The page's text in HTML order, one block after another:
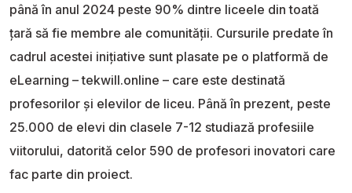
până în anul 2024 peste 90% dintre liceele din toată
țară să fie membre ale comunității. Cursurile predate în
cadrul acestei inițiative sunt plasate pe o platformă de
eLearning – tekwill.online – care este destinată
profesorilor și elevilor de liceu. Până în prezent, peste
25.000 de elevi din clasele 7-12 studiază profesiile
viitorului, datorită celor 590 de profesori inovatori care
fac parte din proiect.